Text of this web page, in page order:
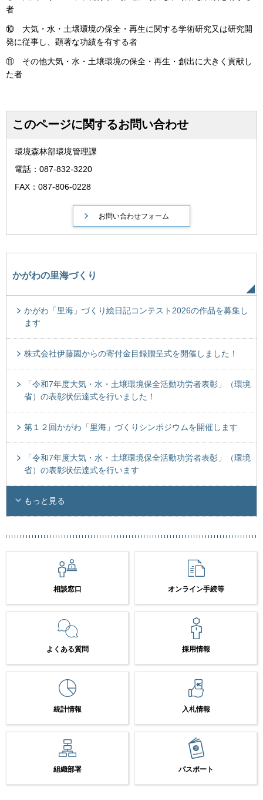
者
⑩ 大気・水・土壌環境の保全・再生に関する学術研究又は研究開
発に従事し、顕著な功績を有する者
⑪ その他大気・水・土壌環境の保全・再生・創出に大きく貢献し
た者
このページに関するお問い合わせ
環境森林部環境管理課
電話：087-832-3220
FAX：087-806-0228
かがわの里海づくり
かがわ「里海」づくり絵日記コンテスト2026の作品を募集し
ます
株式会社伊藤園からの寄付金目録贈呈式を開催しました！
「令和7年度大気・水・土壌環境保全活動功労者表彰」（環境
省）の表彰状伝達式を行いました！
第１２回かがわ「里海」づくりシンポジウムを開催します
「令和7年度大気・水・土壌環境保全活動功労者表彰」（環境
省）の表彰状伝達式を行います
もっと見る
相談窓口 オンライン手続等
よくある質問 採用情報
統計情報 入札情報
組織部署 パスポート